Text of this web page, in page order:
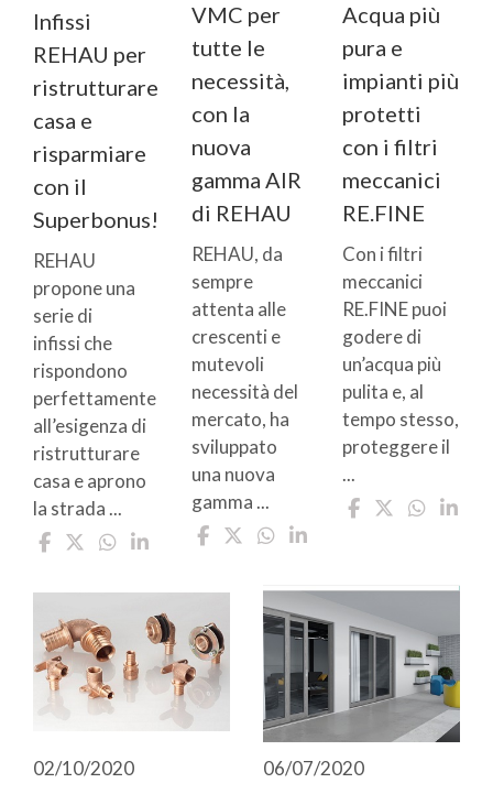
Infissi
REHAU per
ristrutturare
casa e
risparmiare
con il
Superbonus!
REHAU
propone una
serie di
infissi che
rispondono
perfettamente
all’esigenza di
ristrutturare
casa e aprono
la strada ...
VMC per
tutte le
necessità,
con la
nuova
gamma AIR
di REHAU
REHAU, da
sempre
attenta alle
crescenti e
mutevoli
necessità del
mercato, ha
sviluppato
una nuova
gamma ...
Acqua più
pura e
impianti più
protetti
con i filtri
meccanici
RE.FINE
Con i filtri
meccanici
RE.FINE puoi
godere di
un’acqua più
pulita e, al
tempo stesso,
proteggere il
...
02/10/2020 06/07/2020